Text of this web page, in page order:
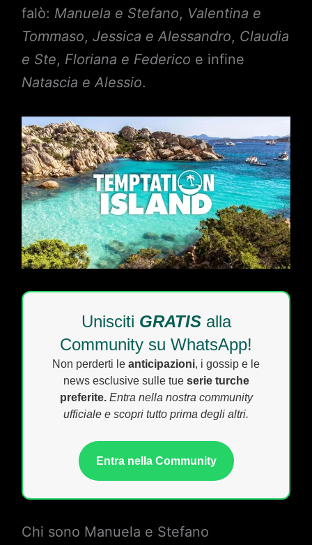
falò: Manuela e Stefano, Valentina e
Tommaso, Jessica e Alessandro, Claudia
e Ste, Floriana e Federico e infine
Natascia e Alessio.
Unisciti GRATISalla
Community su WhatsApp!
Non perderti le anticipazioni, i gossip e le
news esclusive sulle tue serie turche
preferite. Entra nella nostra community
ufficiale e scopri tutto prima degli altri.
Entra nella Community
Chi sono Manuela e Stefano